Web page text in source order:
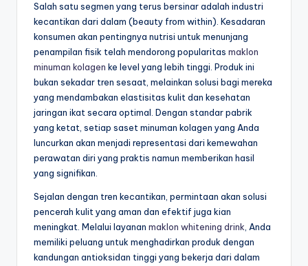
Salah satu segmen yang terus bersinar adalah industri
kecantikan dari dalam (beauty from within). Kesadaran
konsumen akan pentingnya nutrisi untuk menunjang
penampilan fisik telah mendorong popularitas maklon
minuman kolagen ke level yang lebih tinggi. Produk ini
bukan sekadar tren sesaat, melainkan solusi bagi mereka
yang mendambakan elastisitas kulit dan kesehatan
jaringan ikat secara optimal. Dengan standar pabrik
yang ketat, setiap saset minuman kolagen yang Anda
luncurkan akan menjadi representasi dari kemewahan
perawatan diri yang praktis namun memberikan hasil
yang signifikan.
Sejalan dengan tren kecantikan, permintaan akan solusi
pencerah kulit yang aman dan efektif juga kian
meningkat. Melalui layanan maklon whitening drink , Anda
memiliki peluang untuk menghadirkan produk dengan
kandungan antioksidan tinggi yang bekerja dari dalam